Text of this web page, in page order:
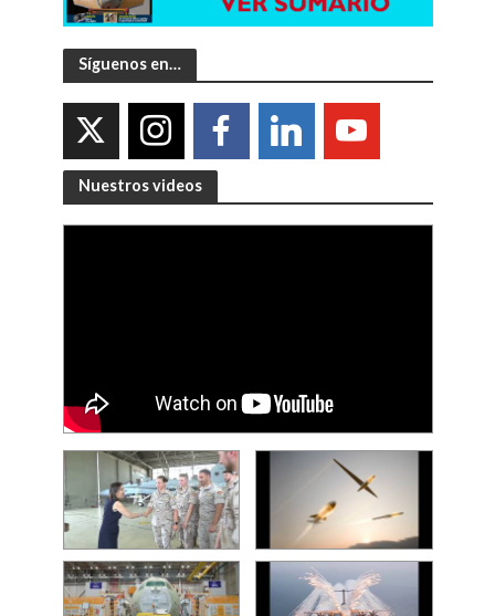
Síguenos en…
Nuestros videos